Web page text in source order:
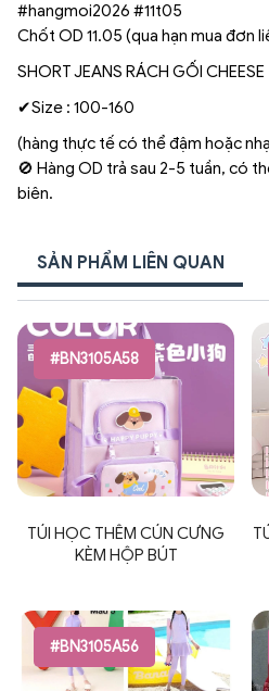
#hangmoi2026 #11t05
Chốt OD 11.05 (qua hạn mua đơn
SHORT JEANS RÁCH GỐI CHEESE
✔Size : 100-160
(hàng thực tế có thể đậm hoặc
🚫 Hàng OD trả sau 2-5 tuần, có
biên.
SẢN PHẨM LIÊN QUAN
#BN3105A58
TÚI HỌC THÊM CÚN CƯNG
KÈM HỘP BÚT
#BN3105A56